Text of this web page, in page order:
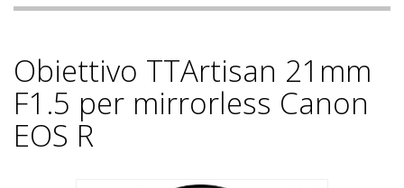
Obiettivo TTArtisan 21mm
F1.5 per mirrorless Canon
EOS R